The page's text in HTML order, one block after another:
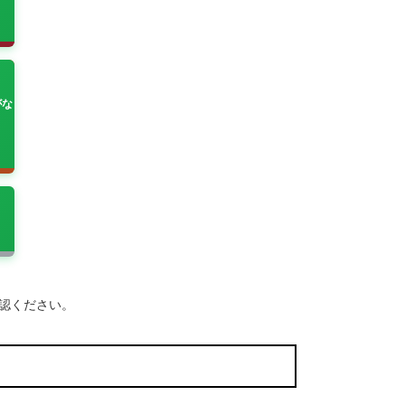
ださい。